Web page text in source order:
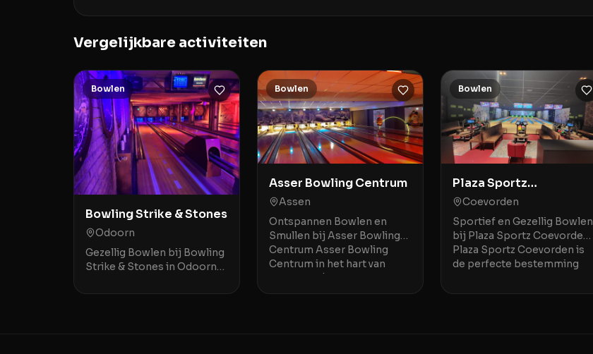
Vergelijkbare activiteiten
Bowlen
Bowling Strike & Stones
Odoorn
Gezellig Bowlen bij Bowling
Strike & Stones in Odoorn
een sfeervolle bowlingbaan
Bowlen
Asser Bowling Centrum
Assen
Ontspannen Bowlen en
Smullen bij Asser Bowling
Centrum Asser Bowling
Centrum in het hart van
Assen is dé plek voor een
gezellige avond uit met
Bowlen
Plaza Sportz
Coevorden
Coevorden
Sportief en Gezellig Bowlen
bij Plaza Sportz Coevorden
Plaza Sportz Coevorden is
de perfecte bestemming
graag bowlen in een